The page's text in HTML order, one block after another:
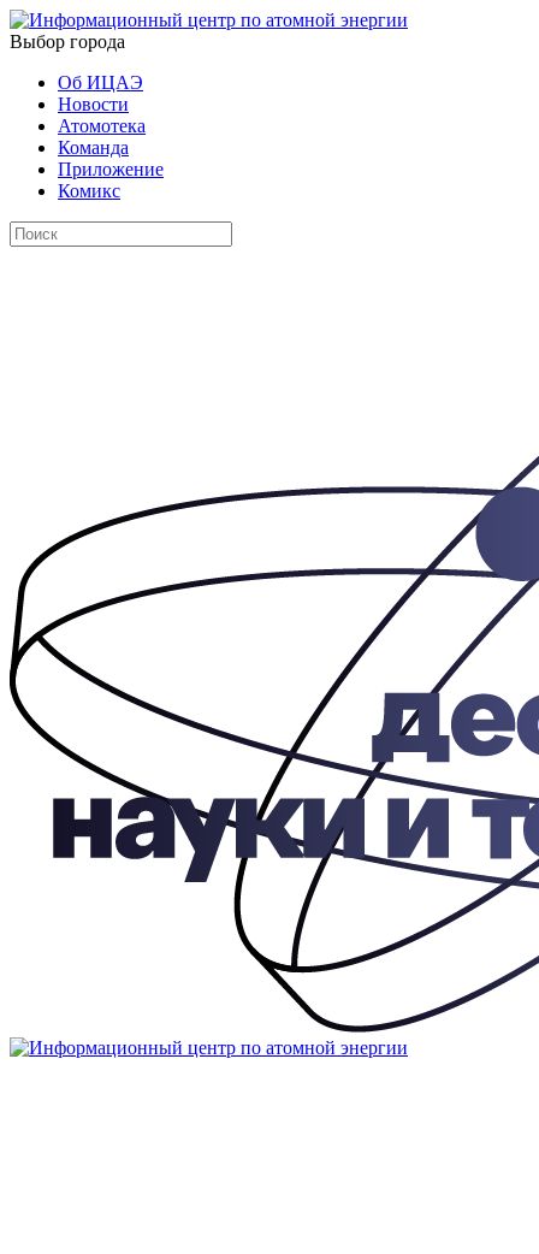
Выбор города
Об ИЦАЭ
Новости
Атомотека
Команда
Приложение
Комикс